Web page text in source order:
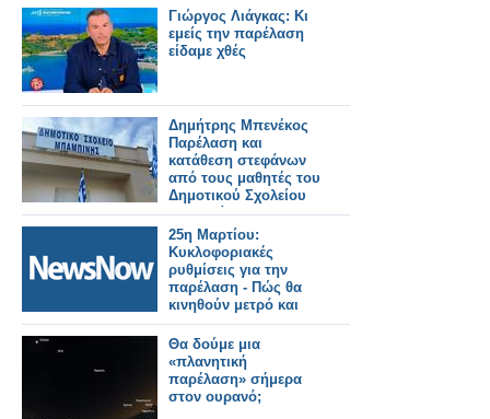
Γιώργος Λιάγκας: Κι
εμείς την παρέλαση
είδαμε χθές
Δημήτρης Μπενέκος
Παρέλαση και
κατάθεση στεφάνων
από τους μαθητές του
Δημοτικού Σχολείου
Μπαμπίνης!
25η Μαρτίου:
Κυκλοφοριακές
ρυθμίσεις για την
παρέλαση - Πώς θα
κινηθούν μετρό και
τραμ.
Θα δούμε μια
«πλανητική
παρέλαση» σήμερα
στον ουρανό;